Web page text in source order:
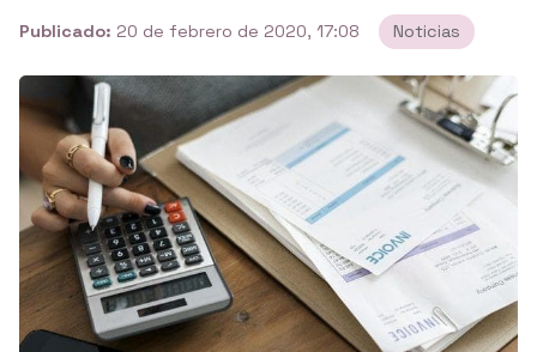
Publicado: 20 de febrero de 2020, 17:08 Noticias